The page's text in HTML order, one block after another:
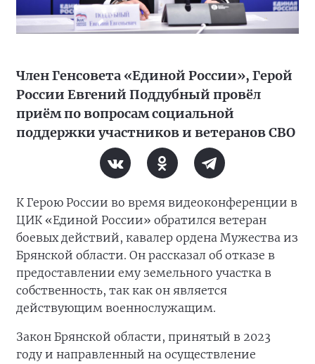
Член Генсовета «Единой России», Герой
России Евгений Поддубный провёл
приём по вопросам социальной
поддержки участников и ветеранов СВО
К Герою России во время видеоконференции в
ЦИК «Единой России» обратился ветеран
боевых действий, кавалер ордена Мужества из
Брянской области. Он рассказал об отказе в
предоставлении ему земельного участка в
собственность, так как он является
действующим военнослужащим.
Закон Брянской области, принятый в 2023
году и направленный на осуществление